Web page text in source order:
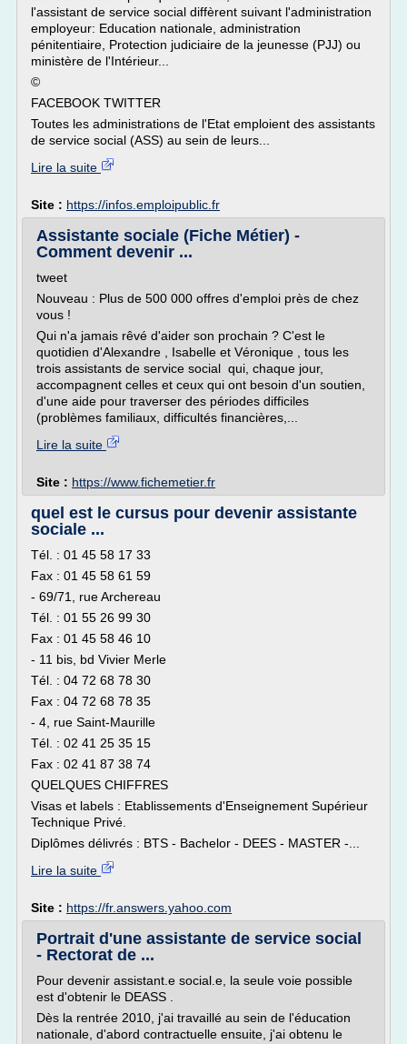
l'assistant de service social diffèrent suivant l'administration
employeur: Education nationale, administration
pénitentiaire, Protection judiciaire de la jeunesse (PJJ) ou
ministère de l'Intérieur...
©
FACEBOOK TWITTER
Toutes les administrations de l'Etat emploient des assistants
de service social (ASS) au sein de leurs...
Lire la suite
Site : https://infos.emploipublic.fr
Assistante sociale (Fiche Métier) -
Comment devenir ...
tweet
Nouveau : Plus de 500 000 offres d'emploi près de chez
vous !
Qui n'a jamais rêvé d'aider son prochain ? C'est le
quotidien d'Alexandre , Isabelle et Véronique , tous les
trois assistants de service social qui, chaque jour,
accompagnent celles et ceux qui ont besoin d'un soutien,
d'une aide pour traverser des périodes difficiles
(problèmes familiaux, difficultés financières,...
Lire la suite
Site : https://www.fichemetier.fr
quel est le cursus pour devenir assistante
sociale ...
Tél. : 01 45 58 17 33
Fax : 01 45 58 61 59
- 69/71, rue Archereau
Tél. : 01 55 26 99 30
Fax : 01 45 58 46 10
- 11 bis, bd Vivier Merle
Tél. : 04 72 68 78 30
Fax : 04 72 68 78 35
- 4, rue Saint-Maurille
Tél. : 02 41 25 35 15
Fax : 02 41 87 38 74
QUELQUES CHIFFRES
Visas et labels : Etablissements d'Enseignement Supérieur
Technique Privé.
Diplômes délivrés : BTS - Bachelor - DEES - MASTER -...
Lire la suite
Site : https://fr.answers.yahoo.com
Portrait d'une assistante de service social
- Rectorat de ...
Pour devenir assistant.e social.e, la seule voie possible
est d'obtenir le DEASS .
Dès la rentrée 2010, j'ai travaillé au sein de l'éducation
nationale, d'abord contractuelle ensuite, j'ai obtenu le